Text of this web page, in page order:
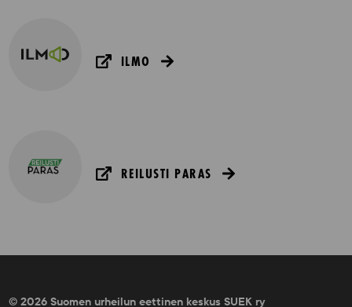
ILMO
REILUSTI PARAS
© 2026 Suomen urheilun eettinen keskus SUEK ry